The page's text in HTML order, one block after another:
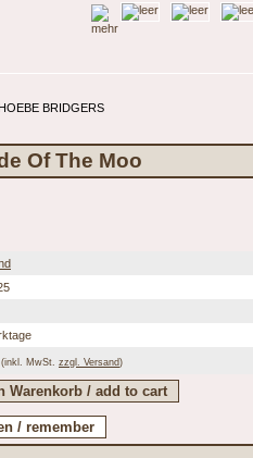
Of The Moo
(inkl. MwSt. zzgl. Versand)